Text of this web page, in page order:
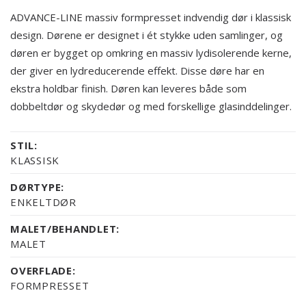
ADVANCE-LINE massiv formpresset indvendig dør i klassisk
design. Dørene er designet i ét stykke uden samlinger, og
døren er bygget op omkring en massiv lydisolerende kerne,
der giver en lydreducerende effekt. Disse døre har en
ekstra holdbar finish. Døren kan leveres både som
dobbeltdør og skydedør og med forskellige glasinddelinger.
STIL:
KLASSISK
DØRTYPE:
ENKELTDØR
MALET/BEHANDLET:
MALET
OVERFLADE:
FORMPRESSET